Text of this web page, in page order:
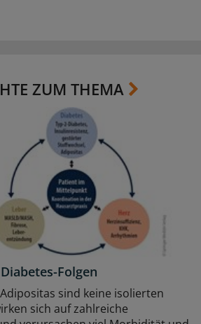
ZUM THEMA
Folgen
sind keine isolierten
sich auf zahlreiche